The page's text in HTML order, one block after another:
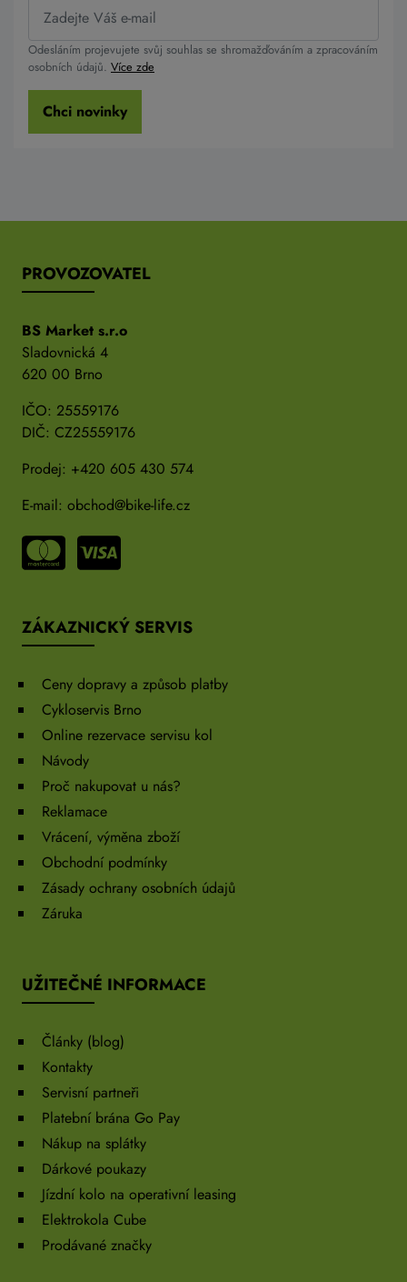
Odesláním projevujete svůj souhlas se shromažďováním a zpracováním
osobních údajů. Více zde
Chci novinky
PROVOZOVATEL
BS Market s.r.o
Sladovnická 4
620 00 Brno
IČO: 25559176
DIČ: CZ25559176
Prodej: +420 605 430 574
E-mail: obchod@bike-life.cz
ZÁKAZNICKÝ SERVIS
Ceny dopravy a způsob platby
Cykloservis Brno
Online rezervace servisu kol
Návody
Proč nakupovat u nás?
Reklamace
Vrácení, výměna zboží
Obchodní podmínky
Zásady ochrany osobních údajů
Záruka
UŽITEČNÉ INFORMACE
Články (blog)
Kontakty
Servisní partneři
Platební brána Go Pay
Nákup na splátky
Dárkové poukazy
Jízdní kolo na operativní leasing
Elektrokola Cube
Prodávané značky